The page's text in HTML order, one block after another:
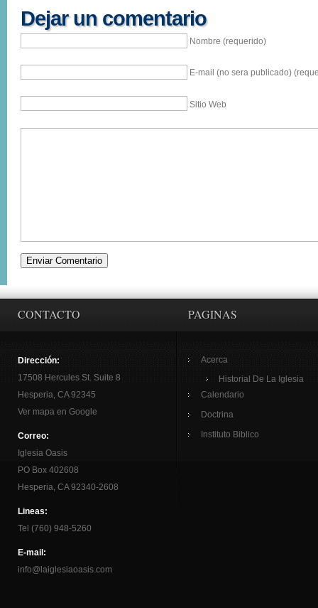
Dejar un comentario
Nombre (requerido)
E-mail (no sera publicado)
Sitio Web
CONTACTO
Dirección:
17508 Hercules St. Suite 8
Hesperia, CA 92345
Ver mapa en Google
Correo:
Iglesia Oasis
PO Box 402608
Hesperia, CA 92340-2608
Lineas:
Tel (760) 948-5260
E-mail:
info@laiglesiaoasis.com
PAGINAS
Acerca
Historial De La Iglesia
Calendario
Doctrina
Instituto Biblico